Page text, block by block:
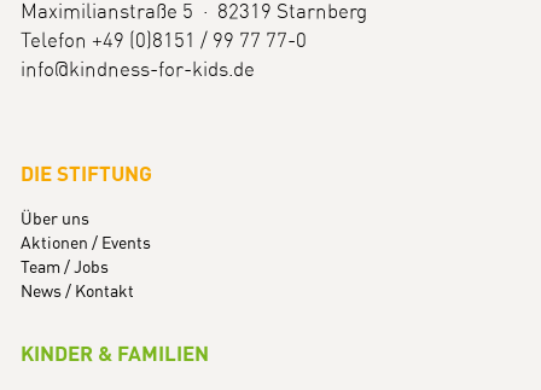
Maximilianstraße 5 · 82319 Starnberg
Telefon +49 (0)8151 / 99 77 77-0
info@kindness-for-kids.de
DIE STIFTUNG
Über uns
Aktionen / Events
Team / Jobs
News / Kontakt
KINDER & FAMILIEN